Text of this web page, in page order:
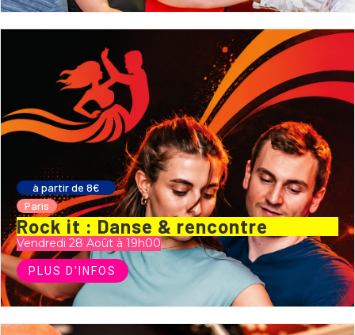
à partir de 8€
Paris
Rock it : Danse & rencontre
Vendredi 28 Août à 19h00
PLUS D'INFOS